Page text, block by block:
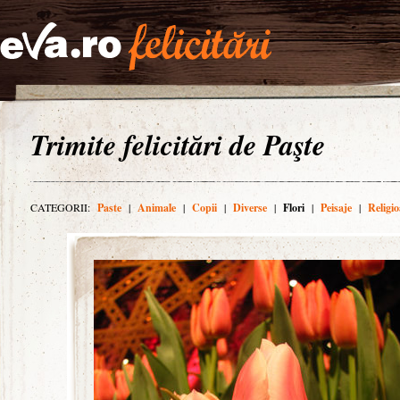
Trimite felicitări de Paşte
CATEGORII: Paste | Animale | Copii | Diverse | Flori | Peisaje |